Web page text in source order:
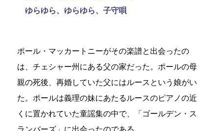
ゆらゆら、ゆらゆら、子守唄
ポール・マッカートニーがその楽譜と出会ったの
は、チェシャー州にある父の家だった。ポールの母
親の死後、再婚していた父にはルースという娘がい
た。ポールは義理の妹にあたるルースのピアノの近
くに置かれていた童謡集の中で、「ゴールデン・ス